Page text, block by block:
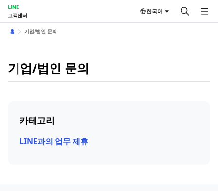
LINE
고객센터
한국어
홈 기업/법인 문의
기업/법인 문의
카테고리
LINE과의 업무 제휴